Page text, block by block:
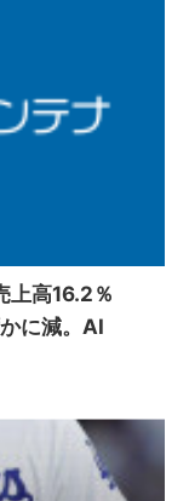
上高16.2％
に減。AI